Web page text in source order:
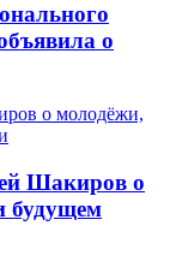
о
Шакиров о
будущем